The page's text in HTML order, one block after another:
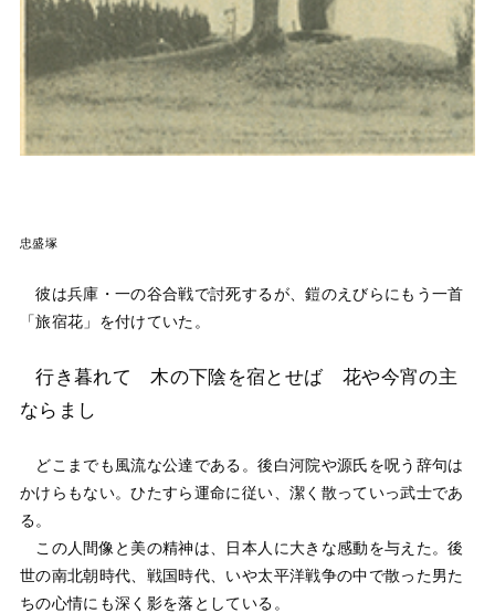
忠盛塚
彼は兵庫・一の谷合戦で討死するが、鎧のえびらにもう一首
「旅宿花」を付けていた。
行き暮れて 木の下陰を宿とせば 花や今宵の主
ならまし
どこまでも風流な公達である。後白河院や源氏を呪う辞句は
かけらもない。ひたすら運命に従い、潔く散っていっ武士であ
る。
この人間像と美の精神は、日本人に大きな感動を与えた。後
世の南北朝時代、戦国時代、いや太平洋戦争の中で散った男た
ちの心情にも深く影を落としている。